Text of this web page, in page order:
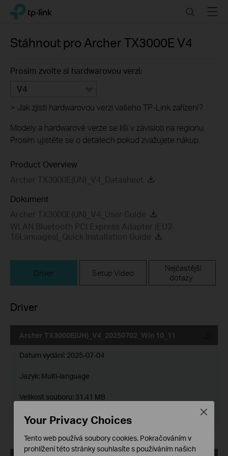
Click
navigation
TP-Link, Reliably Smart SearchMenu
Stáhnout pro Archer TX3000E V4
Prosím zvolte si hardwarovou verzi:
V4
> Jak zjisti hardwarovou verzi vašeho TP-Link zařízení?
Modely a hardwarové verze se liší v závisloti na regionu.
Prosím ujistěte se o detailech pokud zvažujete nákup.
Product Overview
Archer TX3000E(UN)_V4_Datasheet
Dokument
Archer TX3000E(UN)_V4_User Guide
WLAN Bluetooth PCI Express Adapter (EU2-
16Lanuages)_Quick Installation Guide
Driver Setup Video
Nejčastější
dotazy
Driver
Archer TX3000E(UN)_V4_20250702_Win 10_11
Datum vydání: 2025-07-04
Jazyk: Multi-language
Velikost souboru: 31.41 MB
Operační systém: Win 10_11
Your Privacy Choices
Tento web používá soubory cookies. Pokračováním v
prohlížení této stránky souhlasíte s používáním našich
Close